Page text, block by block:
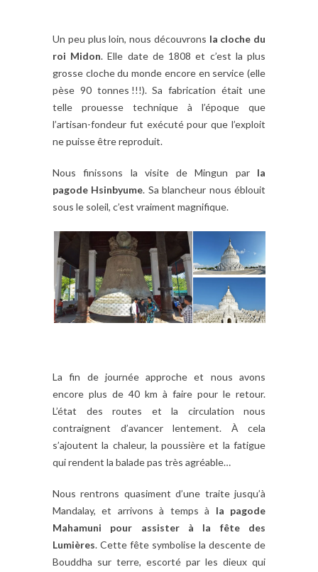
Un peu plus loin, nous découvrons la cloche du
roi Midon. Elle date de 1808 et c’est la plus
grosse cloche du monde encore en service (elle
pèse 90 tonnes !!!). Sa fabrication était une
telle prouesse technique à l’époque que
l’artisan-fondeur fut exécuté pour que l’exploit
ne puisse être reproduit.
Nous finissons la visite de Mingun par la
pagode Hsinbyume. Sa blancheur nous éblouit
sous le soleil, c’est vraiment magnifique.
La fin de journée approche et nous avons
encore plus de 40 km à faire pour le retour.
L’état des routes et la circulation nous
contraignent d’avancer lentement. À cela
s’ajoutent la chaleur, la poussière et la fatigue
qui rendent la balade pas très agréable…
Nous rentrons quasiment d’une traite jusqu’à
Mandalay, et arrivons à temps à la pagode
Mahamuni pour assister à la fête des
Lumières. Cette fête symbolise la descente de
Bouddha sur terre, escorté par les dieux qui